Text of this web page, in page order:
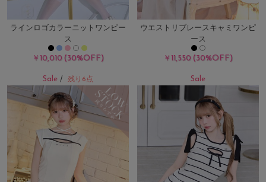
ラインロゴカラーニットワンピー
ス
￥10,010(30%OFF)
ウエストリブレースキャミワンピ
ース
￥11,550(30%OFF)
Sale/ 残り6点 Sale